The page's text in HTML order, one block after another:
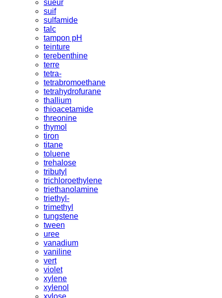
sueur
suif
sulfamide
talc
tampon pH
teinture
terebenthine
terre
tetra-
tetrabromoethane
tetrahydrofurane
thallium
thioacetamide
threonine
thymol
tiron
titane
toluene
trehalose
tributyl
trichloroethylene
triethanolamine
triethyl-
trimethyl
tungstene
tween
uree
vanadium
vaniline
vert
violet
xylene
xylenol
xylose